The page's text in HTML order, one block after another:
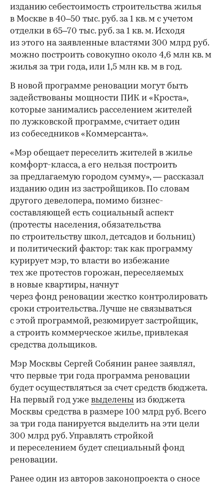
изданию себестоимость строительства жилья
в Москве в 40–50 тыс. руб. за 1 кв. м с учетом
отделки в 65–70 тыс. руб. за 1 кв. м. Исходя
из этого на заявленные властями 300 млрд руб.
можно построить совокупно около 4,6 млн кв. м
жилья за три года, или 1,5 млн кв. м в год.
В новой программе реновации могут быть
задействованы мощности ПИК и «Кроста»,
которые занимались расселением жителей
по лужковской программе, считает один
из собеседников «Коммерсанта».
«Мэр обещает переселить жителей в жилье
комфорт-класса, а его нельзя построить
за предлагаемую городом сумму», — рассказал
изданию один из застройщиков. По словам
другого девелопера, помимо бизнес-
составляющей есть социальный аспект
(протесты населения, обязательства
по строительству школ, детсадов и больниц)
и политический фактор: так как программу
курирует мэр, то власти во избежание
тех же протестов горожан, переселяемых
в новые квартиры, начнут
через фонд реновации жестко контролировать
сроки строительства. Лучше не связываться
с этой программой, резюмирует застройщик,
а строить коммерческое жилье, привлекая
средства дольщиков.
Мэр Москвы Сергей Собянин ранее заявлял,
что первые три года программа реновации
будет осуществляться за счет средств бюджета.
На первый год уже выделены из бюджета
Москвы средства в размере 100 млрд руб. Всего
за три года панируется выделить на эти цели
300 млрд руб. Управлять стройкой
и переселением будет специальный фонд
реновации.
Ранее один из авторов законопроекта о сносе